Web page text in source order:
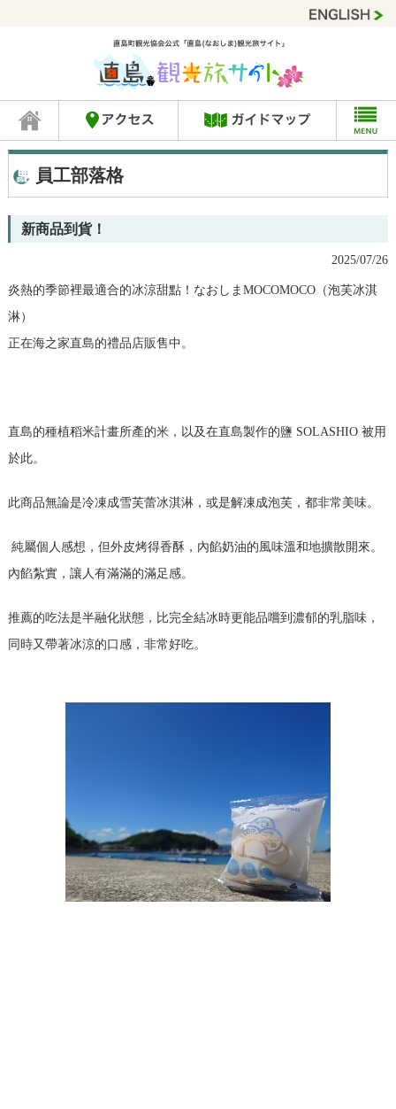
員工部落格
新商品到貨！
2025/07/26
炎熱的季節裡最適合的冰涼甜點！なおしまMOCOMOCO（泡芙冰淇
淋）
正在海之家直島的禮品店販售中。
直島的種植稻米計畫所產的米，以及在直島製作的鹽 SOLASHIO 被用
於此。
此商品無論是冷凍成雪芙蕾冰淇淋，或是解凍成泡芙，都非常美味。
純屬個人感想，但外皮烤得香酥，內餡奶油的風味溫和地擴散開來。
內餡紮實，讓人有滿滿的滿足感。
推薦的吃法是半融化狀態，比完全結冰時更能品嚐到濃郁的乳脂味，
同時又帶著冰涼的口感，非常好吃。